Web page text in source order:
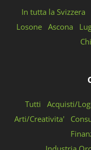
In tutta la Svizzera
Losone Ascona
Tutti Acquisti/
Arti/Creativita'